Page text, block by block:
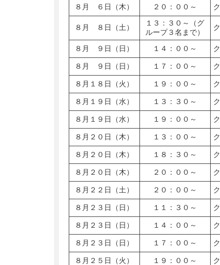
８月 ６日（木） ２０：００～
８月 ８日（土）
１３：３０～（グ
ループ３名まで）
８月 ９日（日） １４：００～
８月 ９日（日） １７：００～
８月１８日（火） １９：００～
８月１９日（水） １３：３０～
８月１９日（水） １９：００～
８月２０日（木） １３：００～
８月２０日（木） １８：３０～
８月２０日（木） ２０：００～
８月２２日（土） ２０：００～
８月２３日（日） １１：３０～
８月２３日（日） １４：００～
８月２３日（日） １７：００～
８月２５日（火） １９：００～